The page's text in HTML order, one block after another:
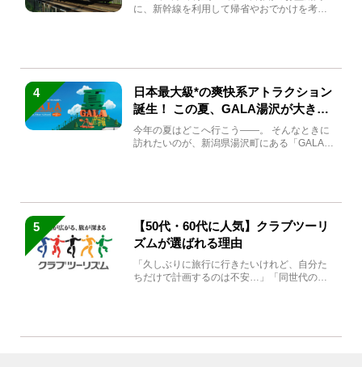
に、新幹線を利用して帰省やおでかけを考え
4
日本最大級*の爽快系アトラクション
誕生！ この夏、GALA湯沢が大きく
生まれ変わる
今年の夏はどこへ行こう――。 そんなときに
訪れたいのが、新潟県湯沢町にある「GALA湯
5
【50代・60代に人気】クラブツーリ
ズムが選ばれる理由
「久しぶりに旅行に行きたいけれど、自分た
ちだけで計画するのは不安…」「同世代の方